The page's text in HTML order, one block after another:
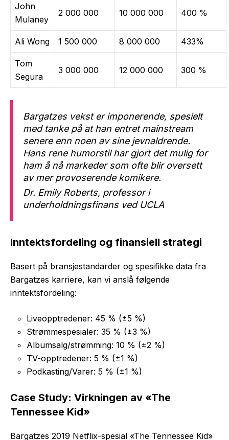
John
Mulaney
2 000 000 10 000 000 400 %
Ali Wong 1 500 000 8 000 000 433%
Tom
Segura
3 000 000 12 000 000 300 %
Bargatzes vekst er imponerende, spesielt
med tanke på at han entret mainstream
senere enn noen av sine jevnaldrende.
Hans rene humorstil har gjort det mulig for
ham å nå markeder som ofte blir oversett
av mer provoserende komikere.
Dr. Emily Roberts, professor i
underholdningsfinans ved UCLA
Inntektsfordeling og finansiell strategi
Basert på bransjestandarder og spesifikke data fra
Bargatzes karriere, kan vi anslå følgende
inntektsfordeling:
Liveopptredener: 45 % (±5 %)
Strømmespesialer: 35 % (±3 %)
Albumsalg/strømming: 10 % (±2 %)
TV-opptredener: 5 % (±1 %)
Podkasting/Varer: 5 % (±1 %)
Case Study: Virkningen av «The
Tennessee Kid»
Bargatzes 2019 Netflix-spesial «The Tennessee Kid»